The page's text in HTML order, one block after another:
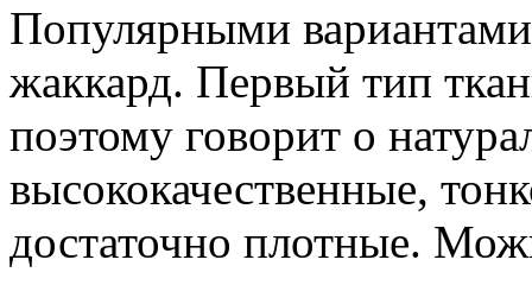
Популярными вариантами
жаккард. Первый тип
поэтому говорит о
высококачественные,
достаточно плотные.